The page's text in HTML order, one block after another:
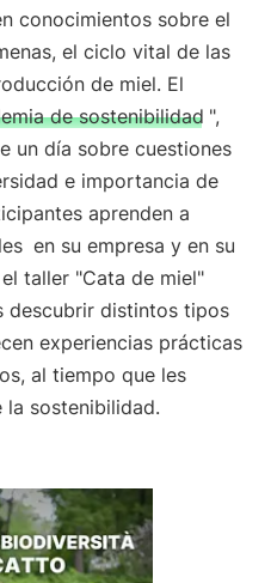
conocimientos sobre el
el ciclo vital de las
de miel. El
de sostenibilidad ",
un día sobre cuestiones
e importancia de
aprenden a
en su empresa y en su
taller "Cata de miel"
descubrir distintos tipos
experiencias prácticas
al tiempo que les
la sostenibilidad.